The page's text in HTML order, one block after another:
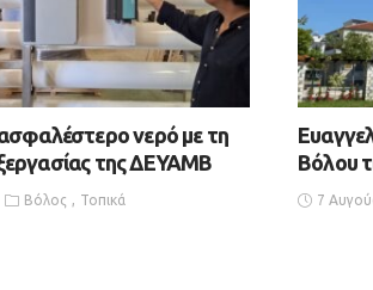
νερό με τη
της ΔΕΥΑΜΒ
Βόλος Τοπικά
Βόλου
7